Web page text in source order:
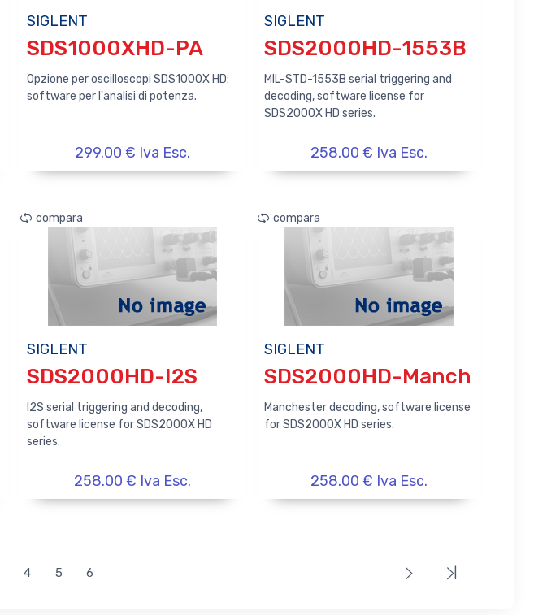
SIGLENT
SDS1000XHD-PA
Opzione per oscilloscopi SDS1000X HD:
software per l'analisi di potenza.
299.00 € Iva Esc.
SIGLENT
SDS2000HD-1553B
MIL-STD-1553B serial triggering and
decoding, software license for
SDS2000X HD series.
258.00 € Iva Esc.
compara
SIGLENT
SDS2000HD-I2S
I2S serial triggering and decoding,
software license for SDS2000X HD
series.
258.00 € Iva Esc.
compara
SIGLENT
SDS2000HD-Manch
Manchester decoding, software license
for SDS2000X HD series.
258.00 € Iva Esc.
4 5 6 |